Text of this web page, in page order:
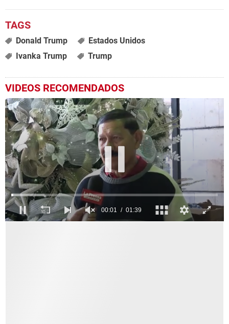
Donald Trump
Estados Unidos
Ivanka Trump
Trump
VIDEOS RECOMENDADOS